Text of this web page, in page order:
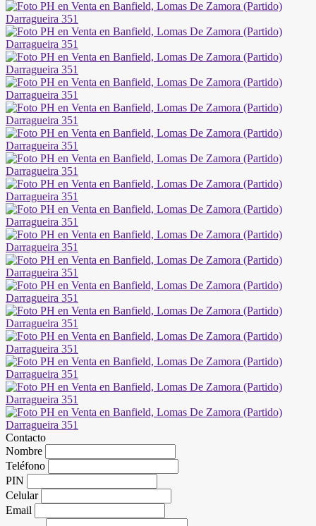
Contacto
Nombre
Teléfono
PIN
Celular
Email